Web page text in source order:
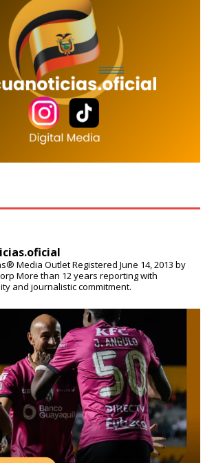
Media OutletRegistered June 14, 2013 by
More than 12 years reporting with
and journalistic commitment.